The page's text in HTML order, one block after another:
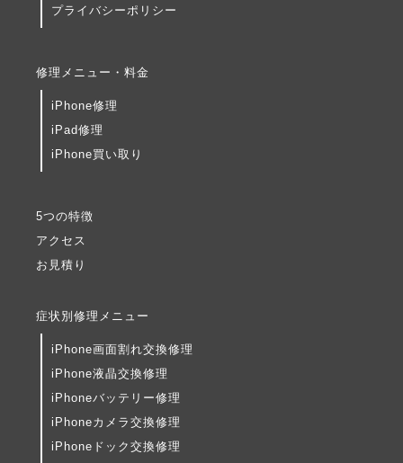
プライバシーポリシー
修理メニュー・料金
iPhone修理
iPad修理
iPhone買い取り
5つの特徴
アクセス
お見積り
症状別修理メニュー
iPhone画面割れ交換修理
iPhone液晶交換修理
iPhoneバッテリー修理
iPhoneカメラ交換修理
iPhoneドック交換修理